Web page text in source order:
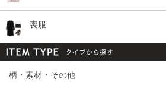
喪服
柄・素材・その他